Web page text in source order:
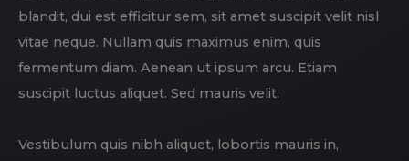
blandit, dui est efficitur sem, sit amet suscipit velit nisl
vitae neque. Nullam quis maximus enim, quis
fermentum diam. Aenean ut ipsum arcu. Etiam
suscipit luctus aliquet. Sed mauris velit.
Vestibulum quis nibh aliquet, lobortis mauris in,